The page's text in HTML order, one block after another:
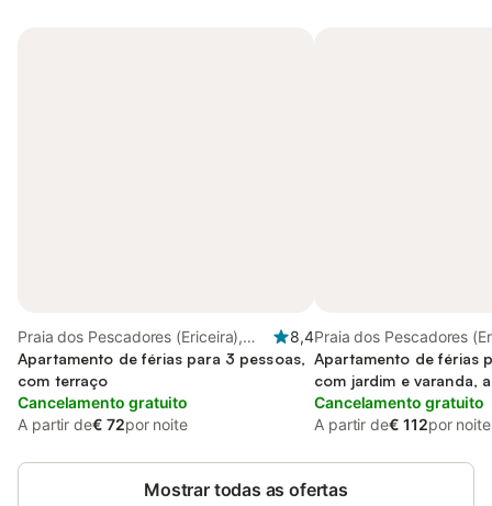
Praia dos Pescadores (Ericeira),
Ericeira
8,4
Apartamento de férias para 3 pessoas,
com terraço
Cancelamento gratuito
A partir de€ 72por noite
Praia dos Pescadores
Ericeira
Apartamento de férias
com jardim e varanda,
crianças
Cancelamento gratuito
A partir de€ 112por noite
Mostrar todas as ofertas